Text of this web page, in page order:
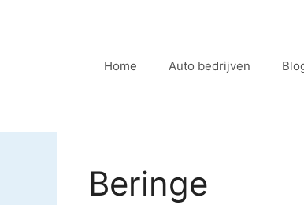
Home Auto bedrijven
Beringe